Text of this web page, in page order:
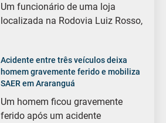
Um funcionário de uma loja
localizada na Rodovia Luiz Rosso,
Acidente entre três veículos deixa
homem gravemente ferido e mobiliza
SAER em Araranguá
Um homem ficou gravemente
ferido após um acidente